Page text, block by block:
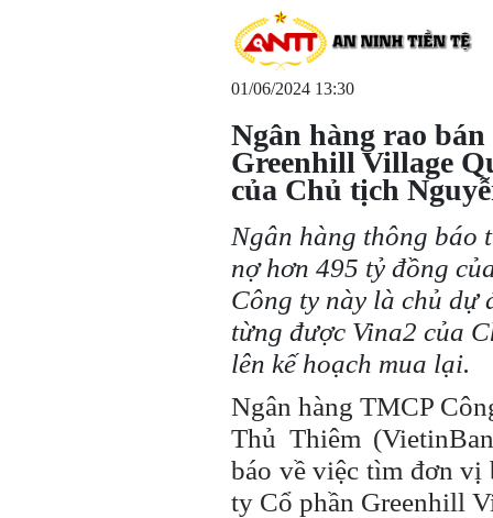
01/06/2024 13:30
Ngân hàng rao
Greenhill Village
của Chủ tịch
Ngân hàng thông báo
nợ hơn 495 tỷ đồng
Công ty này là chủ dự
từng được Vina2 của
lên kế hoạch mua lại.
Ngân hàng TMCP
Thủ Thiêm
báo về việc tìm đơn vị
ty Cổ phần Greenhill